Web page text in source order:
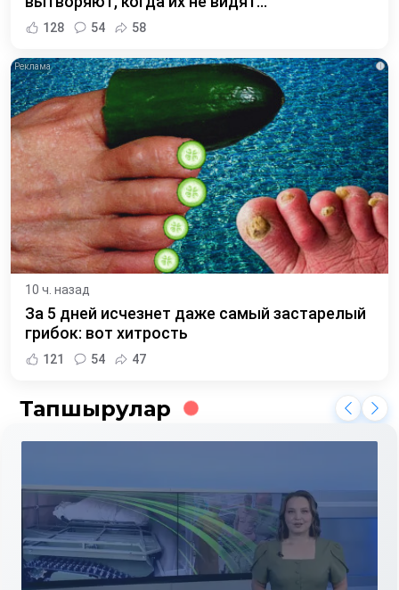
128 54 58
i
10 ч. назад
За 5 дней исчезнет даже самый застарелый
грибок: вот хитрость
121 54 47
Тапшырулар